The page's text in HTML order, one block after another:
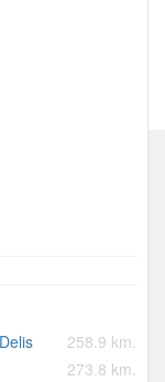
258.9 km.
273.8 km.